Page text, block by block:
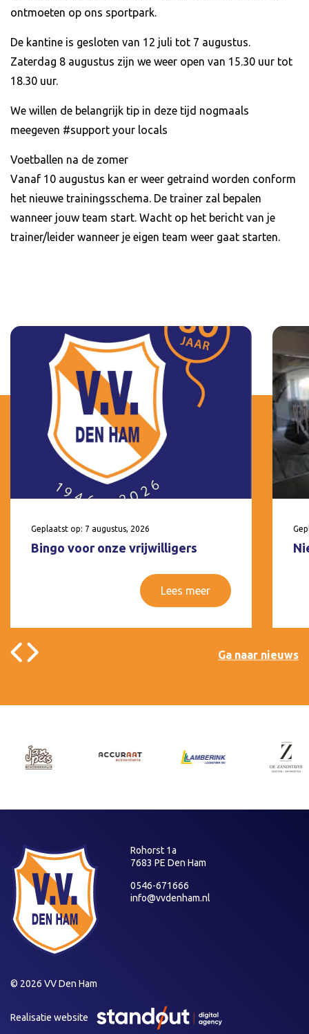
ontmoeten op ons sportpark.
De kantine is gesloten van 12 juli tot 7 augustus.
Zaterdag 8 augustus zijn we weer open van 15.30 uur tot
18.30 uur.
We willen de belangrijk tip in deze tijd nogmaals
meegeven #support your locals
Voetballen na de zomer
Vanaf 10 augustus kan er weer getraind worden conform
het nieuwe trainingsschema. De trainer zal bepalen
wanneer jouw team start. Wacht op het bericht van je
trainer/leider wanneer je eigen team weer gaat starten.
Geplaatst op: 7 augustus, 2026
Bingo voor onze vrijwilligers
Lees meer
Ga naar nieuws
Rohorst 1a
7683 PE Den Ham
0546-671666
info@vvdenham.nl
© 2026 VV Den Ham
Realisatie website